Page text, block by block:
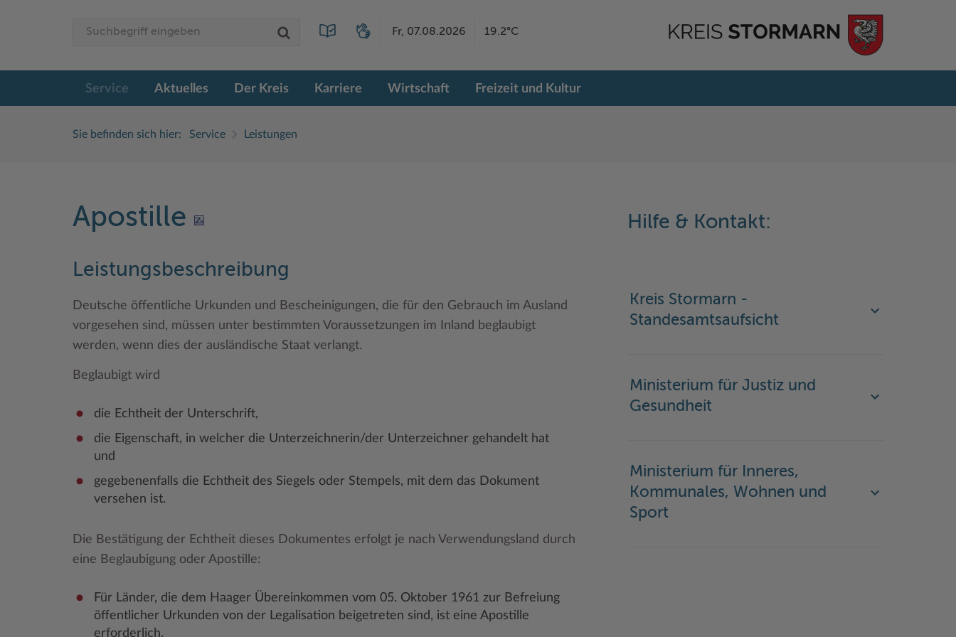
Fr, 07.08.2026 19.2°C
Service Aktuelles Der Kreis Karriere Wirtschaft Freizeit und Kultur
Sie befinden sich hier: Service Leistungen
Apostille
Leistungsbeschreibung
Deutsche öffentliche Urkunden und Bescheinigungen, die für den Gebrauch im Ausland
vorgesehen sind, müssen unter bestimmten Voraussetzungen im Inland beglaubigt
werden, wenn dies der ausländische Staat verlangt.
Beglaubigt wird
die Echtheit der Unterschrift,
die Eigenschaft, in welcher die Unterzeichnerin/der Unterzeichner gehandelt hat
und
gegebenenfalls die Echtheit des Siegels oder Stempels, mit dem das Dokument
versehen ist.
Die Bestätigung der Echtheit dieses Dokumentes erfolgt je nach Verwendungsland durch
eine Beglaubigung oder Apostille:
Für Länder, die dem Haager Übereinkommen vom 05. Oktober 1961 zur Befreiung
öffentlicher Urkunden von der Legalisation beigetreten sind, ist eine Apostille
erforderlich.
Hilfe & Kontakt:
Kreis Stormarn -
Standesamtsaufsicht
Ministerium für Justiz und
Gesundheit
Ministerium für Inneres,
Kommunales, Wohnen und
Sport